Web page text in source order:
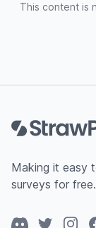
This content is
Making it easy
surveys for free.
DiscordTwitter